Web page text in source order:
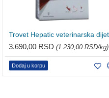
3.690,00 RSD(1.230,00 RSD/kg)
Dodaj u korpu